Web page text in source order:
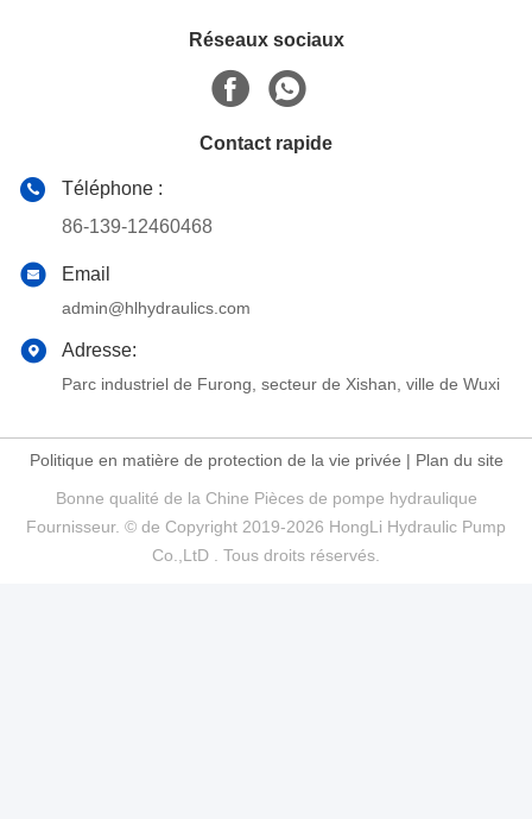
Réseaux sociaux
Contact rapide
Téléphone :
86-139-12460468
Email
admin@hlhydraulics.com
Adresse:
Parc industriel de Furong, secteur de Xishan, ville de Wuxi
Politique en matière de protection de la vie privée | Plan du site
Bonne qualité de la Chine Pièces de pompe hydraulique
Fournisseur. © de Copyright 2019-2026 HongLi Hydraulic Pump
Co.,LtD . Tous droits réservés.